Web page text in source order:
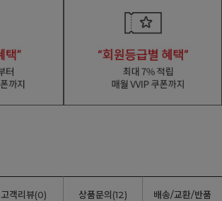
고객리뷰(0) 상품문의(12) 배송/교환/반품